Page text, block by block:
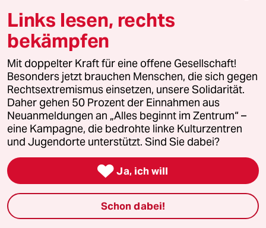
Feedback
Aboservice
ePaper Login
Downloads für Abonnierende
© 2026 taz Verlags und Vertriebs GmbH
Alle Rechte vorbehalten. Bei rechtlichen Fragen oder für Genehmigungen
Links lesen, rechts
bekämpfen
Mit doppelter Kraft für eine offene Gesellschaft!
Besonders jetzt brauchen Menschen, die sich gegen
Rechtsextremismus einsetzen, unsere Solidarität.
Daher gehen 50 Prozent der Einnahmen aus
Neuanmeldungen an „Alles beginnt im Zentrum“ –
eine Kampagne, die bedrohte linke Kulturzentren
und Jugendorte unterstützt. Sind Sie dabei?
 Ja, ich will
Schon dabei!